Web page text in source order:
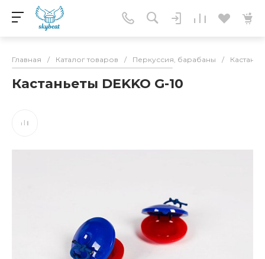
Главная / Каталог товаров / Перкуссия, барабаны /
Кастаньеты DEKKO G-10